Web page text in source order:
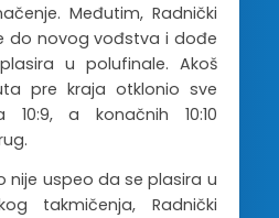
Međutim, Radnički
do novog vođstva i dođe
u polufinale. Akoš
pre kraja otklonio sve
a konačnih 10:10
nije uspeo da se plasira u
takmičenja, Radnički